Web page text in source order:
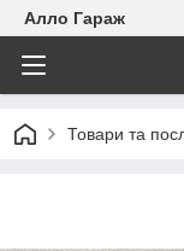
Алло Гараж
Товари та